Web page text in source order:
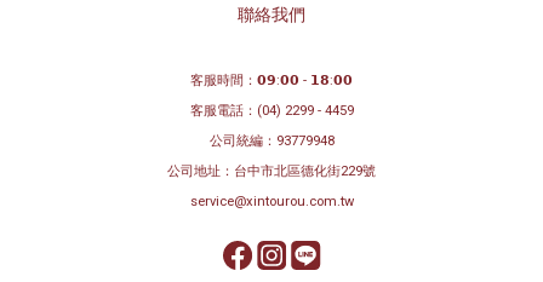
聯絡我們
客服時間：𝟬𝟵:𝟬𝟬 - 𝟭𝟴:𝟬𝟬
客服電話： (04) 2299 - 4459
公司統編：93779948
公司地址： 台中市北區德化街229號
service@xintourou.com.tw